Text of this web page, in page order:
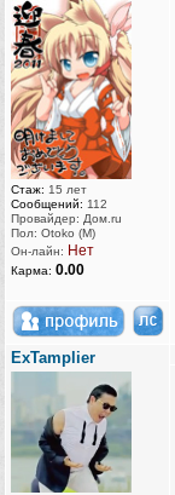
Стаж: 15 лет
Сообщений: 112
Провайдер: Дом.ru
Пол: Otoko (M)
Он-лайн: Нет
Карма: 0.00
ExTamplier